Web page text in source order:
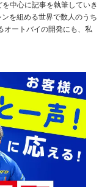
中心に記事を執筆していき
を組める世界で数人のうち
オートバイの開発にも、私